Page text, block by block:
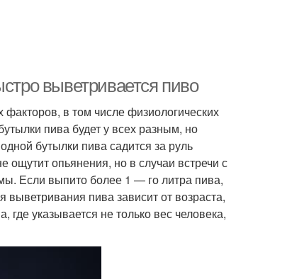
выветривается пиво
факторов, в том числе физиологических
пива будет у всех разным, но
бутылки пива садится за руль
ощутит опьянения, но в случаи встречи с
Если выпито более 1 — го литра пива,
пива зависит от возраста,
указывается не только вес человека,